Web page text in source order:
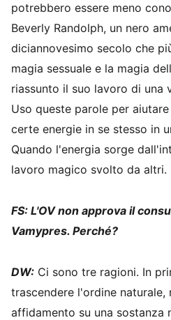
potrebbero essere meno
Beverly Randolph, un nero
diciannovesimo secolo che
magia sessuale e la magia
riassunto il suo lavoro di una
Uso queste parole per
certe energie in se stesso in
Quando l'energia sorge
lavoro magico svolto da altri.
FS: L'OV non approva il
Vamypres. Perché?
DW: Ci sono tre ragioni. In
trascendere l'ordine naturale,
affidamento su una sostanza